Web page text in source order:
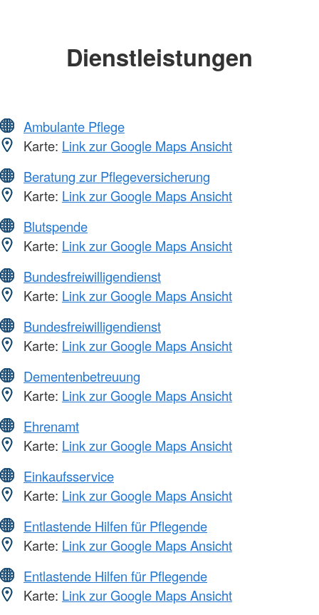
Dienstleistungen
Ambulante Pflege
Karte: Link zur Google Maps Ansicht
Beratung zur Pflegeversicherung
Karte: Link zur Google Maps Ansicht
Blutspende
Karte: Link zur Google Maps Ansicht
Bundesfreiwilligendienst
Karte: Link zur Google Maps Ansicht
Bundesfreiwilligendienst
Karte: Link zur Google Maps Ansicht
Dementenbetreuung
Karte: Link zur Google Maps Ansicht
Ehrenamt
Karte: Link zur Google Maps Ansicht
Einkaufsservice
Karte: Link zur Google Maps Ansicht
Entlastende Hilfen für Pflegende
Karte: Link zur Google Maps Ansicht
Entlastende Hilfen für Pflegende
Karte: Link zur Google Maps Ansicht